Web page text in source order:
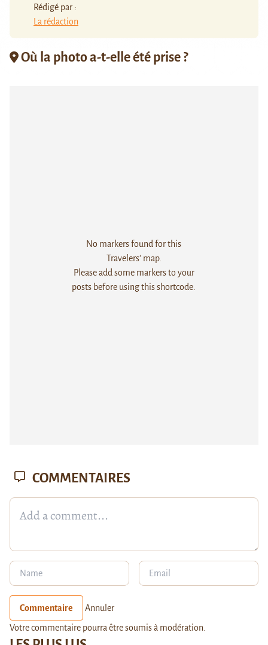
Rédigé par :
La rédaction
Où la photo a-t-elle été prise ?
No markers found for this
Travelers' map.
Please add some markers to your
posts before using this shortcode.
COMMENTAIRES
Commentaire Annuler
Votre commentaire pourra être soumis à modération.